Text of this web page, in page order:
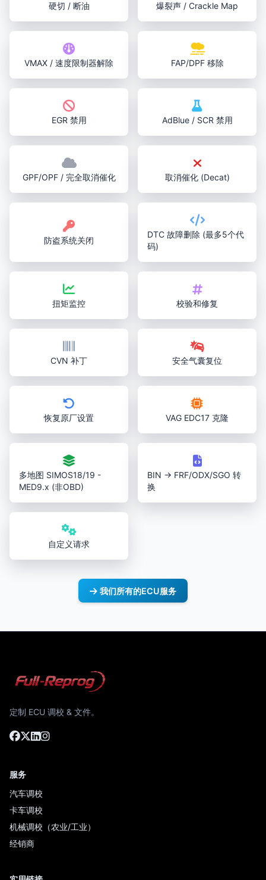
硬切 / 断油 爆裂声 / Crackle Map
VMAX / 速度限制器解除 FAP/DPF 移除
EGR 禁用 AdBlue / SCR 禁用
GPF/OPF / 完全取消催化 取消催化 (Decat)
防盗系统关闭
DTC 故障删除 (最多5个代
码)
扭矩监控 校验和修复
CVN 补丁 安全气囊复位
恢复原厂设置 VAG EDC17 克隆
多地图 SIMOS18/19 -
MED9.x (非OBD)
BIN → FRF/ODX/SGO 转
换
自定义请求
我们所有的ECU服务
定制 ECU 调校 & 文件。
服务
汽车调校
卡车调校
机械调校（农业/工业）
经销商